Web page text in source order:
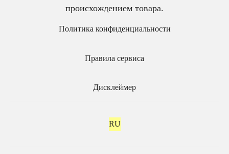
происхождением товара.
Политика конфиденциальности
Правила сервиса
Дисклеймер
RU